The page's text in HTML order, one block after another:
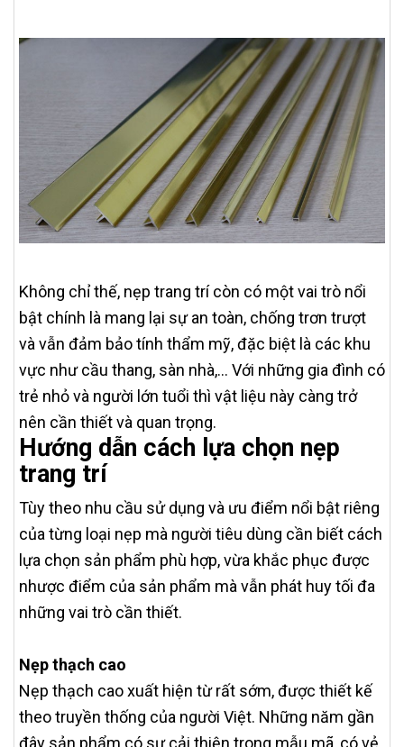
Không chỉ thế, nẹp trang trí còn có một vai trò nổi
bật chính là mang lại sự an toàn, chống trơn trượt
và vẫn đảm bảo tính thẩm mỹ, đặc biệt là các khu
vực như cầu thang, sàn nhà,… Với những gia đình có
trẻ nhỏ và người lớn tuổi thì vật liệu này càng trở
nên cần thiết và quan trọng.
Hướng dẫn cách lựa chọn nẹp
trang trí
Tùy theo nhu cầu sử dụng và ưu điểm nổi bật riêng
của từng loại nẹp mà người tiêu dùng cần biết cách
lựa chọn sản phẩm phù hợp, vừa khắc phục được
nhược điểm của sản phẩm mà vẫn phát huy tối đa
những vai trò cần thiết.
Nẹp thạch cao
Nẹp thạch cao xuất hiện từ rất sớm, được thiết kế
theo truyền thống của người Việt. Những năm gần
đây sản phẩm có sự cải thiện trong mẫu mã, có vẻ